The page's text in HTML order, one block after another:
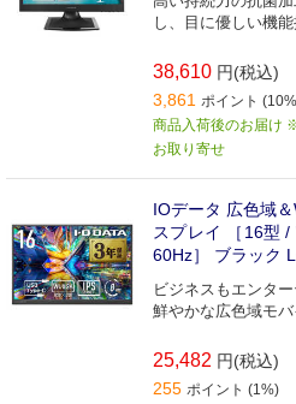
し、目に優しい機
38,610 円(税込)
3,861 ポイント
商品入荷後のお届け
お取り寄せ
IOデータ 広色域
スプレイ ［16型
60Hz］ ブラック
ビジネスもエンタ
鮮やかな広色域モ
25,482 円(税込)
255 ポイント (1%)